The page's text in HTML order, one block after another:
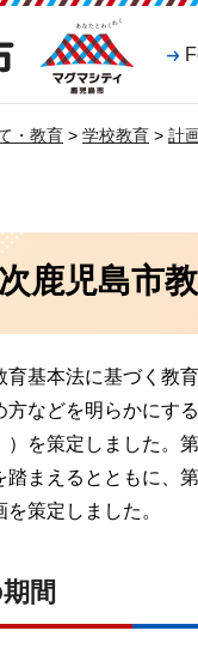
マグマシティ
鹿児島市
・教育 > 学校教育 > 計
鹿児島市
育基本法に基づく教
方などを明らかにす
）を策定しました。
踏まえるとともに、
策定しました。
間